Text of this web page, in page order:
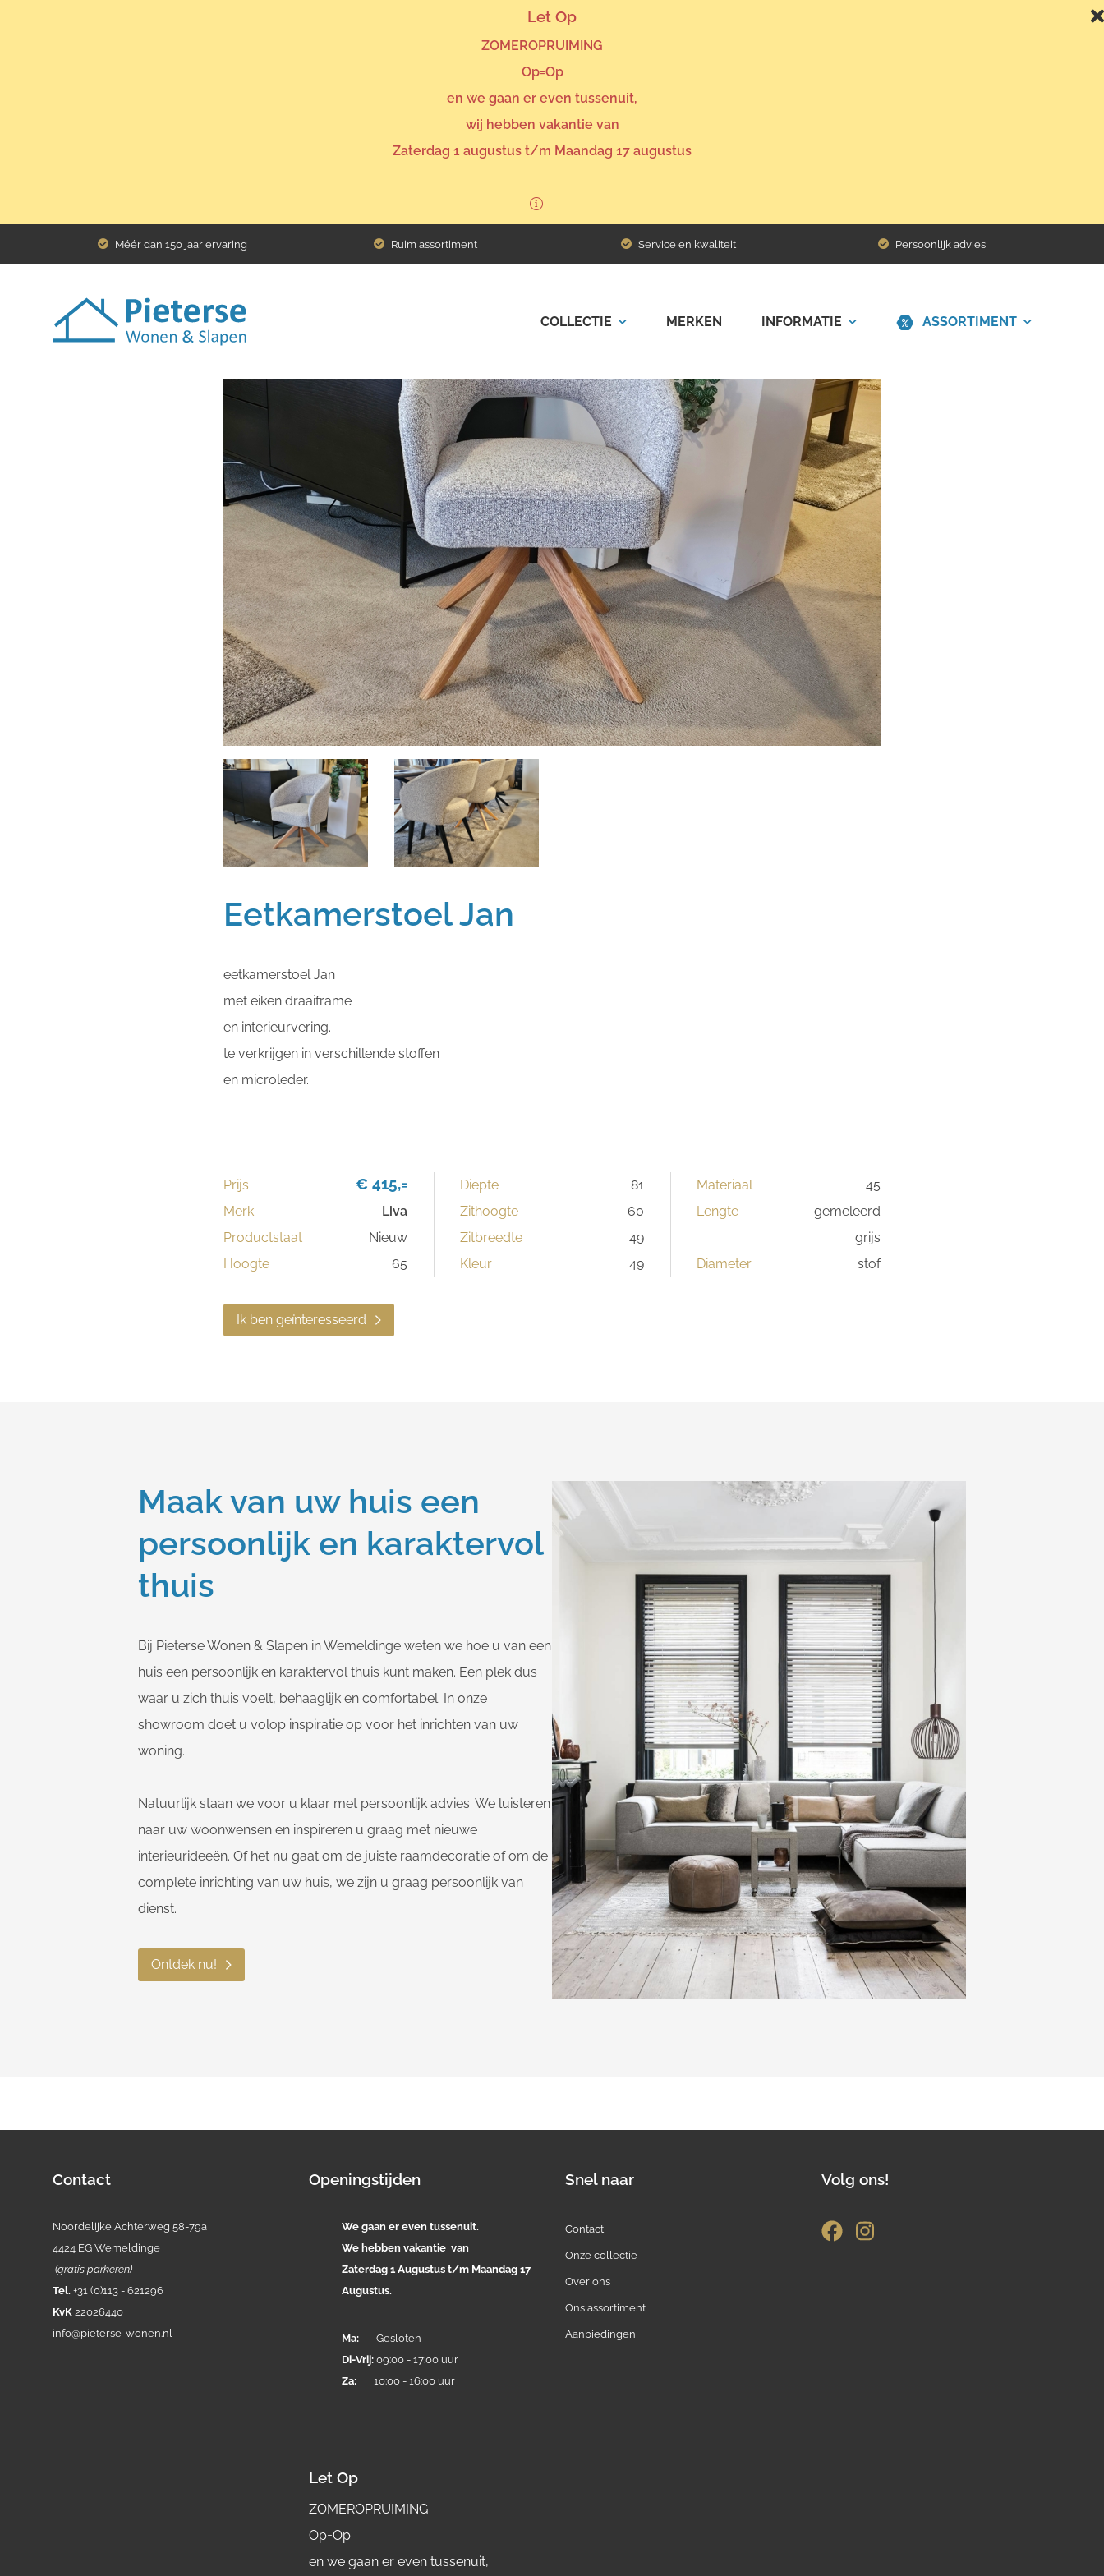
Méér dan 150 jaar ervaring Ruim assortiment Service en kwaliteit Persoonlijk advies
Let Op
ZOMEROPRUIMING
Op=Op
en we gaan er even tussenuit,
wij hebben vakantie van
Zaterdag 1 augustus t/m Maandag 17 augustus
COLLECTIE MERKEN INFORMATIE ASSORTIMENT
Eetkamerstoel Jan
eetkamerstoel Jan
met eiken draaiframe
en interieurvering.
te verkrijgen in verschillende stoffen
en microleder.
Prijs € 415,=
Merk
Liva
Productstaat
Nieuw
Hoogte
65
Diepte
81
Zithoogte
60
Zitbreedte
49
Kleur
49
Materiaal
45
Lengte
gemeleerd
grijs
Diameter
stof
Ik ben geïnteresseerd
Maak van uw huis een
persoonlijk en karaktervol
thuis
Bij Pieterse Wonen & Slapen in Wemeldinge weten we hoe u van een
huis een persoonlijk en karaktervol thuis kunt maken. Een plek dus
waar u zich thuis voelt, behaaglijk en comfortabel. In onze
showroom doet u volop inspiratie op voor het inrichten van uw
woning.
Natuurlijk staan we voor u klaar met persoonlijk advies. We luisteren
naar uw woonwensen en inspireren u graag met nieuwe
interieurideeën. Of het nu gaat om de juiste raamdecoratie of om de
complete inrichting van uw huis, we zijn u graag persoonlijk van
dienst.
Ontdek nu!
Contact
Noordelijke Achterweg 58-79a
4424 EG Wemeldinge
(gratis parkeren)
Tel.+31 (0)113 - 621296
KvK 22026440
info@pieterse-wonen.nl
Openingstijden
We gaan er even tussenuit.
We hebben vakantie van
Zaterdag 1 Augustus t/m Maandag 17
Augustus.
Ma: Gesloten
Di-Vrij:09:00 - 17:00 uur
Za: 10:00 - 16:00 uur
Let Op
ZOMEROPRUIMING
Op=Op
en we gaan er even tussenuit,
Snel naar
Contact
Onze collectie
Over ons
Ons assortiment
Aanbiedingen
Volg ons!